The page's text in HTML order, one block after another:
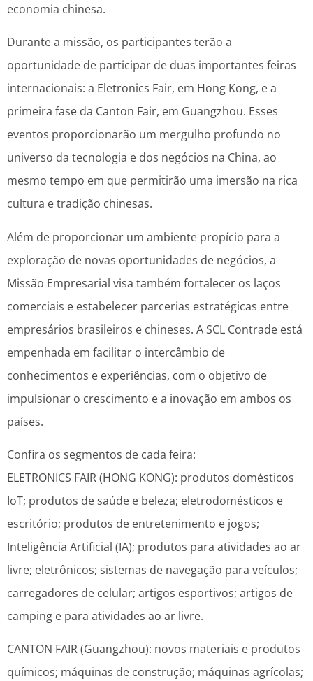
economia chinesa.
Durante a missão, os participantes terão a
oportunidade de participar de duas importantes feiras
internacionais: a Eletronics Fair, em Hong Kong, e a
primeira fase da Canton Fair, em Guangzhou. Esses
eventos proporcionarão um mergulho profundo no
universo da tecnologia e dos negócios na China, ao
mesmo tempo em que permitirão uma imersão na rica
cultura e tradição chinesas.
Além de proporcionar um ambiente propício para a
exploração de novas oportunidades de negócios, a
Missão Empresarial visa também fortalecer os laços
comerciais e estabelecer parcerias estratégicas entre
empresários brasileiros e chineses. A SCL Contrade está
empenhada em facilitar o intercâmbio de
conhecimentos e experiências, com o objetivo de
impulsionar o crescimento e a inovação em ambos os
países.
Confira os segmentos de cada feira:
ELETRONICS FAIR (HONG KONG): produtos domésticos
IoT; produtos de saúde e beleza; eletrodomésticos e
escritório; produtos de entretenimento e jogos;
Inteligência Artificial (IA); produtos para atividades ao ar
livre; eletrônicos; sistemas de navegação para veículos;
carregadores de celular; artigos esportivos; artigos de
camping e para atividades ao ar livre.
CANTON FAIR (Guangzhou): novos materiais e produtos
químicos; máquinas de construção; máquinas agrícolas;